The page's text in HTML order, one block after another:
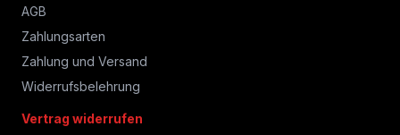
AGB
Zahlungsarten
Zahlung und Versand
Widerrufsbelehrung
Vertrag widerrufen